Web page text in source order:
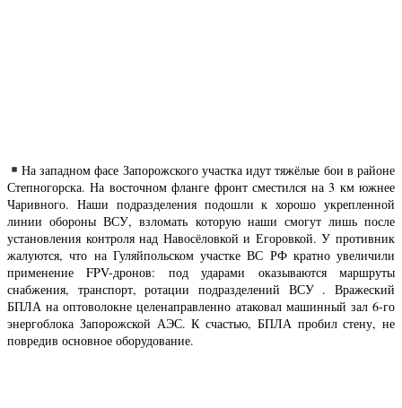
На западном фасе Запорожского участка идут тяжёлые бои в районе
Степногорска. На восточном фланге фронт сместился на 3 км южнее
Чаривного. Наши подразделения подошли к хорошо укрепленной
линии обороны ВСУ, взломать которую наши смогут лишь после
установления контроля над Навосёловкой и Егоровкой. У противник
жалуются, что на Гуляйпольском участке ВС РФ кратно увеличили
применение FPV-дронов: под ударами оказываются маршруты
снабжения, транспорт, ротации подразделений ВСУ . Вражеский
БПЛА на оптоволокне целенаправленно атаковал машинный зал 6-го
энергоблока Запорожской АЭС. К счастью, БПЛА пробил стену, не
повредив основное оборудование.